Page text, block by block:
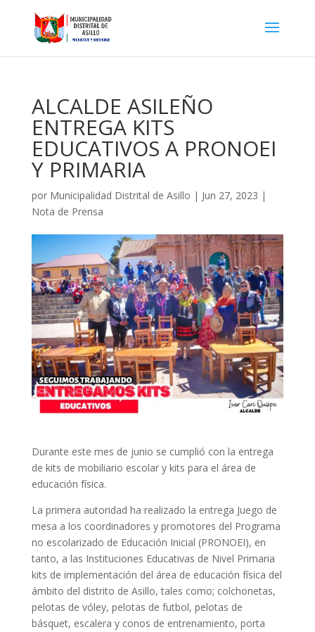
ALCALDE ASILEÑO
ENTREGA KITS
EDUCATIVOS A PRONOEI
Y PRIMARIA
por Municipalidad Distrital de Asillo | Jun 27, 2023 |
Nota de Prensa
Durante este mes de junio se cumplió con la entrega
de kits de mobiliario escolar y kits para el área de
educación física.
La primera autoridad ha realizado la entrega Juego de
mesa a los coordinadores y promotores del Programa
no escolarizado de Educación Inicial (PRONOEI), en
tanto, a las Instituciones Educativas de Nivel Primaria
kits de implementación del área de educación física del
ámbito del distrito de Asillo, tales como; colchonetas,
pelotas de vóley, pelotas de futbol, pelotas de
básquet, escalera y conos de entrenamiento, porta